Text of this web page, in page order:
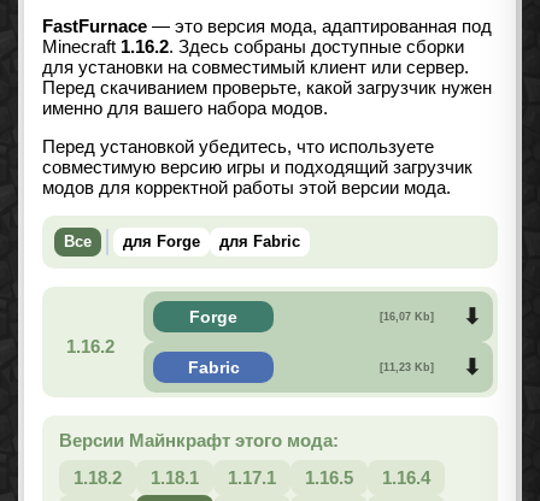
FastFurnace — это версия мода, адаптированная под
Minecraft 1.16.2. Здесь собраны доступные сборки
для установки на совместимый клиент или сервер.
Перед скачиванием проверьте, какой загрузчик нужен
именно для вашего набора модов.
Перед установкой убедитесь, что используете
совместимую версию игры и подходящий загрузчик
модов для корректной работы этой версии мода.
Все для Forge для Fabric
1.16.2
Forge [16,07 Kb]
Fabric [11,23 Kb]
Версии Майнкрафт этого мода:
1.18.2
1.18.1 1.17.1 1.16.5
1.16.4